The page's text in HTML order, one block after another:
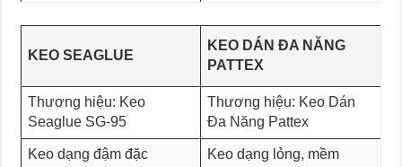
KEO SEAGLUE
KEO DÁN ĐA NĂNG
PATTEX
Thương hiệu: Keo
Seaglue SG-95
Thương hiệu: Keo Dán
Đa Năng Pattex
Keo dạng đậm đặc Keo dạng lỏng, mềm